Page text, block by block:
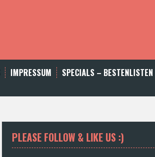
IMPRESSUM
SPECIALS – BESTENLISTEN
PLEASE FOLLOW & LIKE US :)